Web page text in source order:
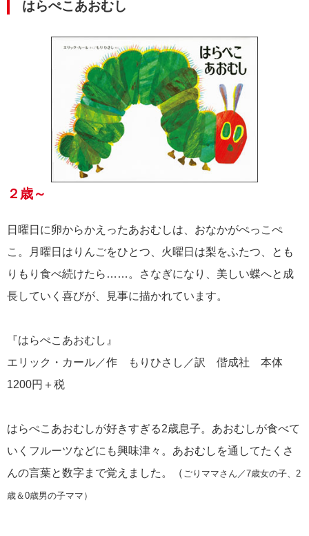
はらぺこあおむし
２歳～
日曜日に卵からかえったあおむしは、おなかがぺっこぺ
こ。月曜日はりんごをひとつ、火曜日は梨をふたつ、とも
りもり食べ続けたら……。さなぎになり、美しい蝶へと成
長していく喜びが、見事に描かれています。
『はらぺこあおむし』
エリック・カール／作 もりひさし／訳 偕成社 本体
1200円＋税
はらぺこあおむしが好きすぎる2歳息子。あおむしが食べて
いくフルーツなどにも興味津々。あおむしを通してたくさ
んの言葉と数字まで覚えました。（ ごりママさん／7歳女の子、2
歳＆0歳男の子ママ）